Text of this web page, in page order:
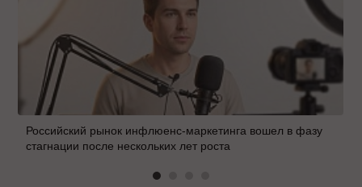
Российский рынок инфлюенс-маркетинга вошел в фазу
стагнации после нескольких лет роста